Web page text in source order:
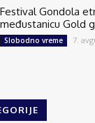
Festival Gondola
međustanicu Gold
Slobodno vreme 7.